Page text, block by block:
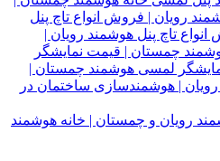
رویان و چمستان | خانه هوشمند